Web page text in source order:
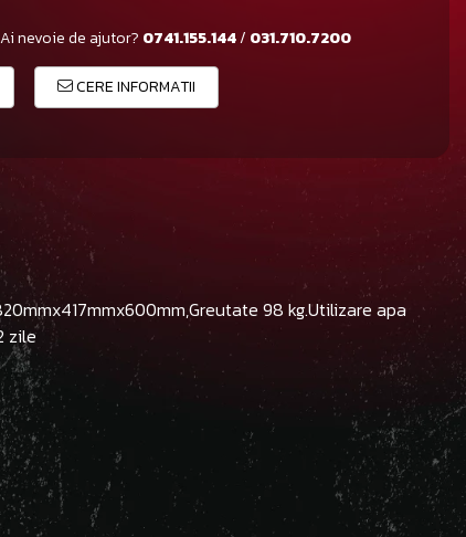
Ai nevoie de ajutor? 0741.155.144/ 031.710.7200
CERE INFORMATII
98 kg.Utilizare apa
zile